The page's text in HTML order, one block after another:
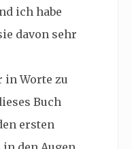
ich habe
davon sehr
Worte zu
Buch
ersten